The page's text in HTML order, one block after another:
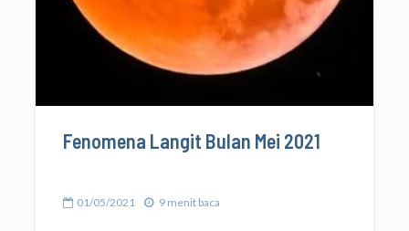
Fenomena Langit Bulan Mei 2021
01/05/2021 9 menit baca